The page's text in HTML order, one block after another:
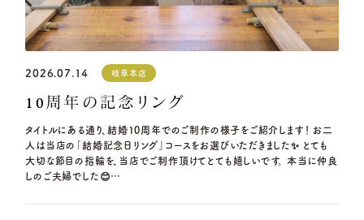
2026.07.14 岐阜本店
10周年の記念リング
タイトルにある通り、結婚10周年でのご制作の様子をご紹介します！ お二
人は当店の「結婚記念日リング」コースをお選びいただきました✨ とても
大切な節目の指輪を、当店でご制作頂けてとても嬉しいです。 本当に仲良
しのご夫婦でした😊…